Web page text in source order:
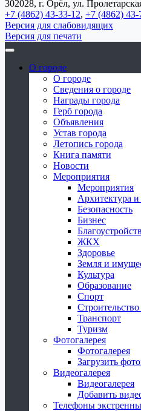
302028, г. Орёл, ул.
+7 (4862) 43-33-12, +7 (4862)
Версия для слабовидящих
Версия для печати
О городе
О городе
Сведения о городе
Награды города
Герб города
Объявления
Устав города
Летопись города
Книга памяти
Новости
Мероприятия
Мероприятия
Архитектура и
Безопасность
Бизнес
ЖКХ
Здоровье
Земля и
Культура
Образование
Спорт
Транспорт
Туризм
Фотогалерея
Фотогалерея
Загрузить
Видеогалерея
Видеогалерея
Добавить
Телефоны